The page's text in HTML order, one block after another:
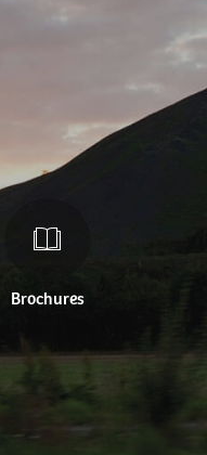
Brochures